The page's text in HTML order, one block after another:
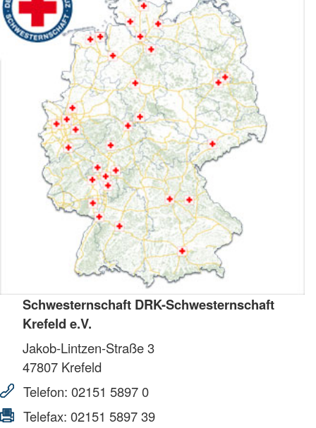
Schwesternschaft DRK-Schwesternschaft
Krefeld e.V.
Jakob-Lintzen-Straße 3
47807 Krefeld
Telefon: 02151 5897 0
Telefax: 02151 5897 39